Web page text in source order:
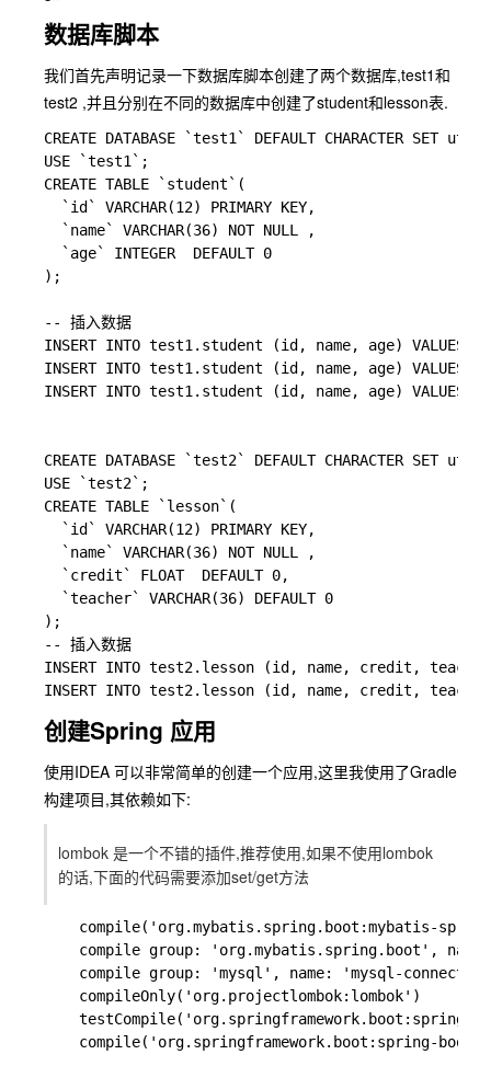
数据库脚本
我们首先声明记录一下数据库脚本创建了两个数据库,test1和
test2 ,并且分别在不同的数据库中创建了student和lesson表.
CREATE DATABASE `test1` DEFAULT CHARACTER SET
USE `test1`;
CREATE TABLE `student`(
  `id` VARCHAR(12) PRIMARY KEY,
  `name` VARCHAR(36) NOT NULL ,
  `age` INTEGER  DEFAULT 0
);
-- 插入数据
INSERT INTO test1.student (id, name, age)
INSERT INTO test1.student (id, name, age)
INSERT INTO test1.student (id, name, age)
CREATE DATABASE `test2` DEFAULT CHARACTER SET
USE `test2`;
CREATE TABLE `lesson`(
  `id` VARCHAR(12) PRIMARY KEY,
  `name` VARCHAR(36) NOT NULL ,
  `credit` FLOAT  DEFAULT 0,
  `teacher` VARCHAR(36) DEFAULT 0
);
-- 插入数据
INSERT INTO test2.lesson (id, name, credit,
创建Spring 应用
使用IDEA 可以非常简单的创建一个应用,这里我使用了Gradle
构建项目,其依赖如下:
lombok 是一个不错的插件,推荐使用,如果不使用lombok
的话,下面的代码需要添加set/get方法
compile('org.mybatis.spring.boot:mybatis-
compile group: 'org.mybatis.spring.boot',
compile group: 'mysql', name: 'mysql-
    compileOnly('org.projectlombok:lombok')
testCompile('org.springframework.boot:spring-